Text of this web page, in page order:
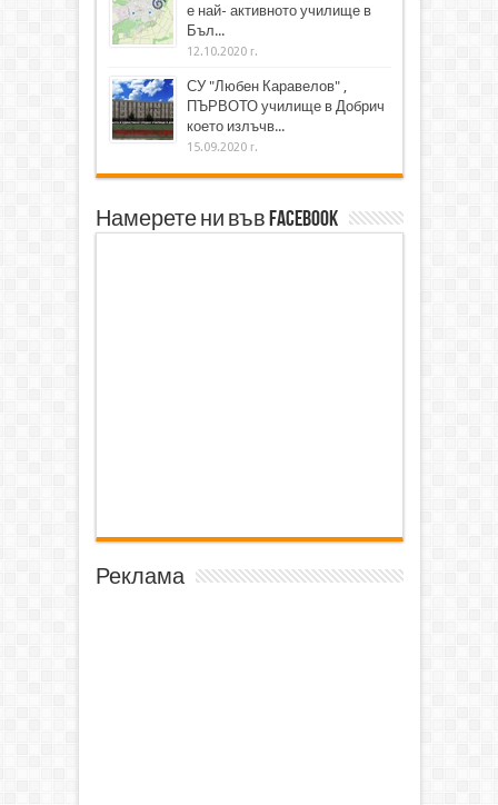
е най- активното училище в
Бъл...
12.10.2020 г.
СУ "Любен Каравелов" ,
ПЪРВОТО училище в Добрич
което излъчв...
15.09.2020 г.
Намерете ни във Facebook
Реклама